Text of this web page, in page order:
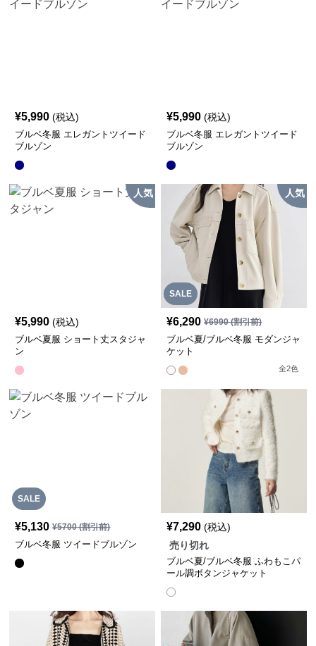
¥5,990 (税込)
ブルベ冬服 エレガントツイード
ブルゾン
¥5,990 (税込)
ブルベ冬服 エレガントツイード
ブルゾン
人気
¥5,990 (税込)
ブルベ夏服 ショート丈スタジャ
ン
SALE
人気
¥6,290 ¥6990(割引前)
ブルベ夏/ブルベ冬服 モダンジャ
ケット
全2色
SALE
¥5,130 ¥5700(割引前)
ブルベ冬服 ツイードブルゾン
¥7,290 (税込)
売り切れ
ブルベ夏/ブルベ冬服 ふわもこパ
ール調ボタンジャケット